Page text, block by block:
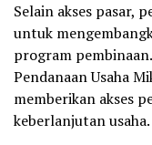
Selain akses pasar,
untuk
program
Pendanaan Usaha
memberikan akses
keberlanjutan usaha.